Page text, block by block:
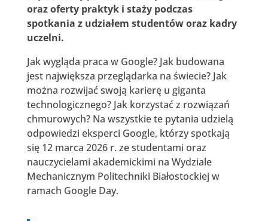
oraz oferty praktyk i staży podczas
spotkania z udziałem studentów oraz kadry
uczelni.
Jak wygląda praca w Google? Jak budowana
jest największa przeglądarka na świecie? Jak
można rozwijać swoją karierę u giganta
technologicznego? Jak korzystać z rozwiązań
chmurowych? Na wszystkie te pytania udzielą
odpowiedzi eksperci Google, którzy spotkają
się 12 marca 2026 r. ze studentami oraz
nauczycielami akademickimi na Wydziale
Mechanicznym Politechniki Białostockiej w
ramach Google Day.